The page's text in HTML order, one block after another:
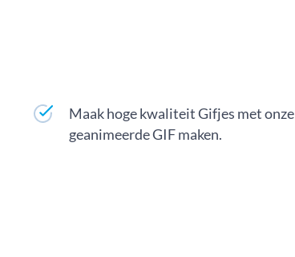
Maak hoge kwaliteit Gifjes met onze
geanimeerde GIF maken.